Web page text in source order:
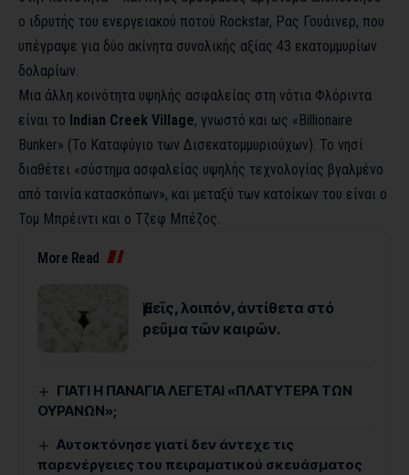
ο ιδρυτής του ενεργειακού ποτού Rockstar, Ρας Γουάινερ, που
υπέγραψε για δύο ακίνητα συνολικής αξίας 43 εκατομμυρίων
δολαρίων.
Μια άλλη κοινότητα υψηλής ασφαλείας στη νότια Φλόριντα
είναι το Indian Creek Village, γνωστό και ως «Billionaire
Bunker» (Το Καταφύγιο των Δισεκατομμυριούχων). Το νησί
διαθέτει «σύστημα ασφαλείας υψηλής τεχνολογίας βγαλμένο
από ταινία κατασκόπων», και μεταξύ των κατοίκων του είναι ο
Τομ Μπρέιντι και ο Τζεφ Μπέζος.
More Read
Ἐμεῖς, λοιπόν, ἀντίθετα στό
ρεῦμα τῶν καιρῶν.
ΓΙΑΤΙ Η ΠΑΝΑΓΙΑ ΛΕΓΕΤΑΙ «ΠΛΑΤΥΤΕΡΑ ΤΩΝ
ΟΥΡΑΝΩΝ»;
Αυτοκτόνησε γιατί δεν άντεχε τις
παρενέργειες του πειραματικού σκευάσματος